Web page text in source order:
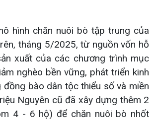
hình chăn nuôi bò tập trung của
tháng 5/2025, từ nguồn vốn hỗ
xuất của các chương trình mục
nghèo bền vững, phát triển kinh
đồng bào dân tộc thiểu số và miền
Nguyên cũ đã xây dựng thêm 2
4 - 6 hộ) để chăn nuôi bò nhốt